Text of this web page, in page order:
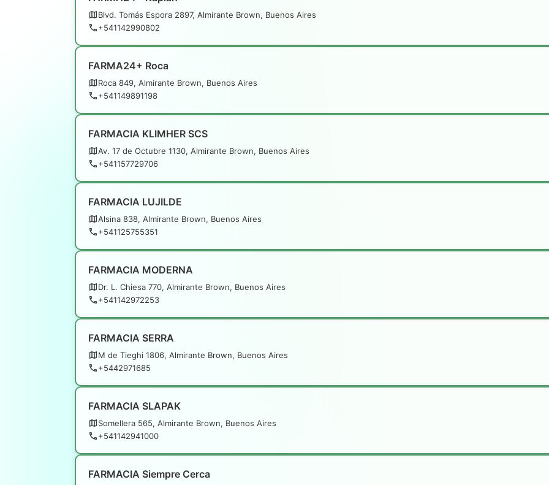
Blvd. Tomás Espora 2897, Almirante Brown, Buenos Aires
+541142990802
FARMA24+ Roca
Roca 849, Almirante Brown, Buenos Aires
+541149891198
FARMACIA KLIMHER SCS
Av. 17 de Octubre 1130, Almirante Brown, Buenos Aires
+541157729706
FARMACIA LUJILDE
Alsina 838, Almirante Brown, Buenos Aires
+541125755351
FARMACIA MODERNA
Dr. L. Chiesa 770, Almirante Brown, Buenos Aires
+541142972253
FARMACIA SERRA
M de Tieghi 1806, Almirante Brown, Buenos Aires
+5442971685
FARMACIA SLAPAK
Somellera 565, Almirante Brown, Buenos Aires
+541142941000
FARMACIA Siempre Cerca